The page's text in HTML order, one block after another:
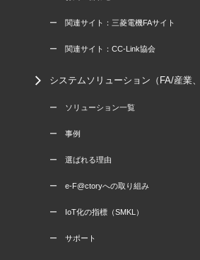
ー 関連サイト：三菱電機FAサイト
ー 関連サイト：CC-Link協会
システムソリューション（FA/産業
ー ソリューション一覧
ー 事例
ー 選ばれる理由
ー e-F@ctoryへの取り組み
ー IoT化の指標（SMKL）
ー サポート